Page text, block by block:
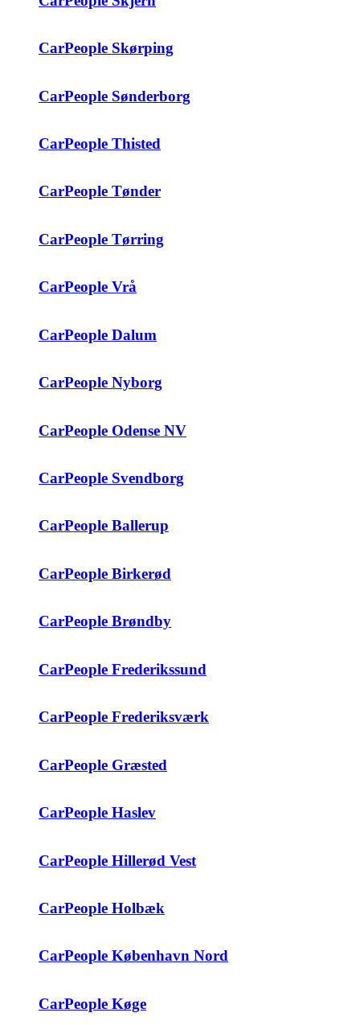
CarPeople Skørping
CarPeople Sønderborg
CarPeople Thisted
CarPeople Tønder
CarPeople Tørring
CarPeople Vrå
CarPeople Dalum
CarPeople Nyborg
CarPeople Odense NV
CarPeople Svendborg
CarPeople Ballerup
CarPeople Birkerød
CarPeople Brøndby
CarPeople Frederikssund
CarPeople Frederiksværk
CarPeople Græsted
CarPeople Haslev
CarPeople Hillerød Vest
CarPeople Holbæk
CarPeople København Nord
CarPeople Køge